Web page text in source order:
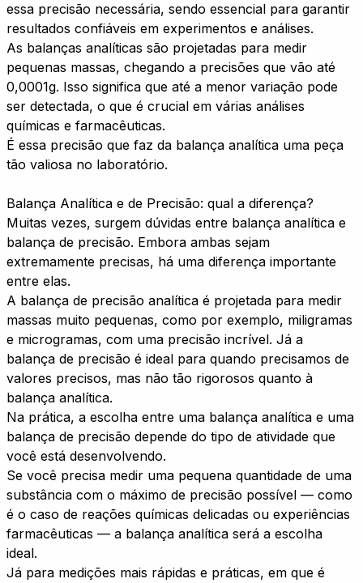
essa precisão necessária, sendo essencial para garantir
resultados confiáveis em experimentos e análises.
As balanças analíticas são projetadas para medir
pequenas massas, chegando a precisões que vão até
0,0001g. Isso significa que até a menor variação pode
ser detectada, o que é crucial em várias análises
químicas e farmacêuticas.
É essa precisão que faz da balança analítica uma peça
tão valiosa no laboratório.
Balança Analítica e de Precisão: qual a diferença?
Muitas vezes, surgem dúvidas entre balança analítica e
balança de precisão. Embora ambas sejam
extremamente precisas, há uma diferença importante
entre elas.
A balança de precisão analítica é projetada para medir
massas muito pequenas, como por exemplo, miligramas
e microgramas, com uma precisão incrível. Já a
balança de precisão é ideal para quando precisamos de
valores precisos, mas não tão rigorosos quanto à
balança analítica.
Na prática, a escolha entre uma balança analítica e uma
balança de precisão depende do tipo de atividade que
você está desenvolvendo.
Se você precisa medir uma pequena quantidade de uma
substância com o máximo de precisão possível — como
é o caso de reações químicas delicadas ou experiências
farmacêuticas — a balança analítica será a escolha
ideal.
Já para medições mais rápidas e práticas, em que é